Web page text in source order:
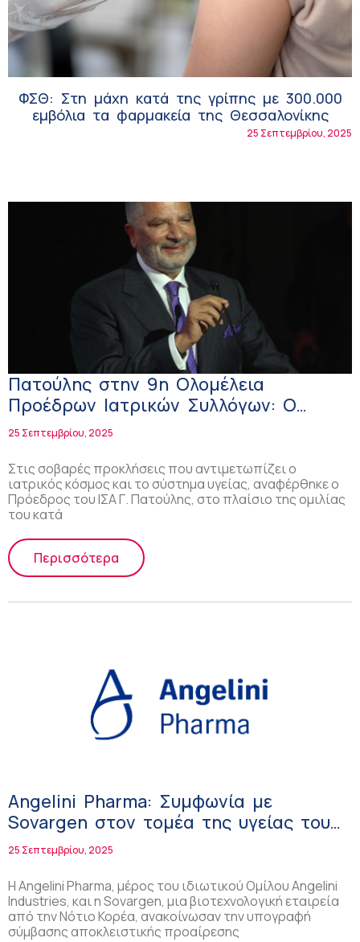
ΦΣΘ: Στη μάχη κατά της γρίπης με 300.000
εμβόλια τα φαρμακεία της Θεσσαλονίκης
25 Σεπτεμβρίου, 2025
Πατούλης στην 9η Ολομέλεια
Προέδρων Ιατρικών Συλλόγων: Ο
ιατρικός κόσμος και το σύστημα
υγείας αντιμετωπίζουν σοβαρές
προκλήσεις
25 Σεπτεμβρίου, 2025
Στις σοβαρές προκλήσεις που αντιμετωπίζει ο
ιατρικός κόσμος και το σύστημα υγείας, αναφέρθηκε ο
Πρόεδρος του ΙΣΑ Γ. Πατούλης, στο πλαίσιο της ομιλίας
του κατά
Περισσότερα
Angelini Pharma: Συμφωνία με
Sovargen στον τομέα της υγείας του
εγκεφάλου
25 Σεπτεμβρίου, 2025
Η Angelini Pharma, μέρος του ιδιωτικού Ομίλου Angelini
Industries, και η Sovargen, μια βιοτεχνολογική εταιρεία
από την Νότιο Κορέα, ανακοίνωσαν την υπογραφή
σύμβασης αποκλειστικής προαίρεσης